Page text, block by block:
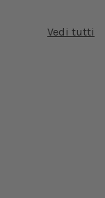
Vedi tutti